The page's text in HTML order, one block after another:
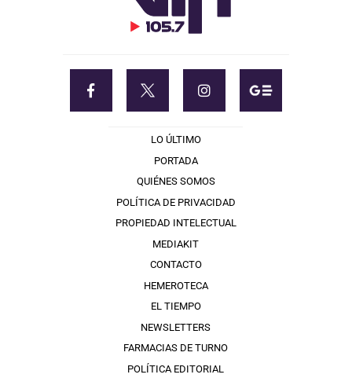
LO ÚLTIMO
PORTADA
QUIÉNES SOMOS
POLÍTICA DE PRIVACIDAD
PROPIEDAD INTELECTUAL
MEDIAKIT
CONTACTO
HEMEROTECA
EL TIEMPO
NEWSLETTERS
FARMACIAS DE TURNO
POLÍTICA EDITORIAL